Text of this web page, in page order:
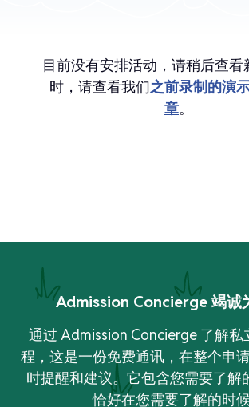
目前没有安排活动，请稍后查看
时，请查看我们之前录制的演
章。
Admission Concierge 竭诚
通过 Admission Concierge 了解私
程，这是一份免费通讯，在整个申
时提醒和建议。它包含您需要了
恰好在您需要了解的时候